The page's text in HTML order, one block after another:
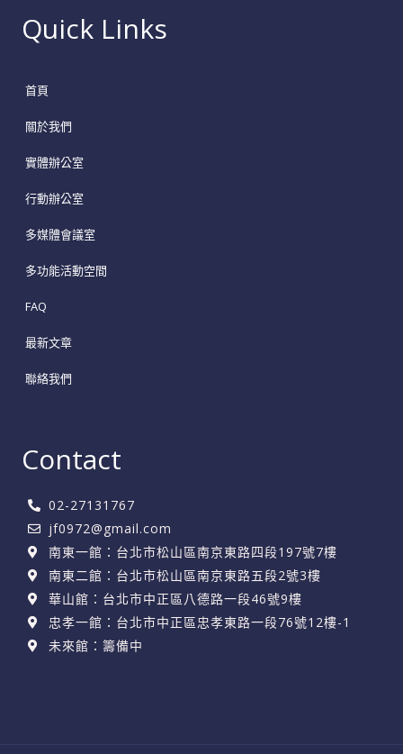
Quick Links
首頁
關於我們
實體辦公室
行動辦公室
多媒體會議室
多功能活動空間
FAQ
最新文章
聯絡我們
Contact
02-27131767
jf0972@gmail.com
南東一館：台北市松山區南京東路四段197號7樓
南東二館：台北市松山區南京東路五段2號3樓
華山館：台北市中正區八德路一段46號9樓
忠孝一館：台北市中正區忠孝東路一段76號12樓-1
未來館：籌備中